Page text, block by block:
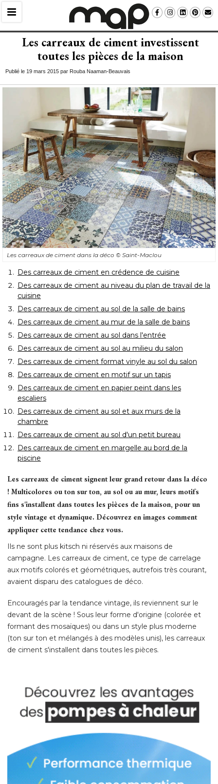
Les carreaux de ciment investissent
toutes les pièces de la maison
Publié le 19 mars 2015 par Rouba Naaman-Beauvais
Les carreaux de ciment dans la déco © Saint-Maclou
Des carreaux de ciment en crédence de cuisine
Des carreaux de ciment au niveau du plan de travail de la
cuisine
Des carreaux de ciment au sol de la salle de bains
Des carreaux de ciment au mur de la salle de bains
Des carreaux de ciment au sol dans l'entrée
Des carreaux de ciment au sol au milieu du salon
Des carreaux de ciment format vinyle au sol du salon
Des carreaux de ciment en motif sur un tapis
Des carreaux de ciment en papier peint dans les
escaliers
Des carreaux de ciment au sol et aux murs de la
chambre
Des carreaux de ciment au sol d'un petit bureau
Des carreaux de ciment en margelle au bord de la
piscine
Les carreaux de ciment signent leur grand retour dans la déco
! Multicolores ou ton sur ton, au sol ou au mur, leurs motifs
fins s'installent dans toutes les pièces de la maison, pour un
style vintage et dynamique. Découvrez en images comment
appliquer cette tendance chez vous.
Ils ne sont plus kitsch ni réservés aux maisons de
campagne. Les carreaux de ciment, ce type de carrelage
aux motifs colorés et géométriques, autrefois très courant,
avaient disparu des catalogues de déco.
Encouragés par la tendance vintage, ils reviennent sur le
devant de la scène ! Sous leur forme d'origine (colorée et
formant des mosaïques) ou dans un style plus moderne
(ton sur ton et mélangés à des modèles unis), les carreaux
de ciment s'installent dans toutes les pièces.